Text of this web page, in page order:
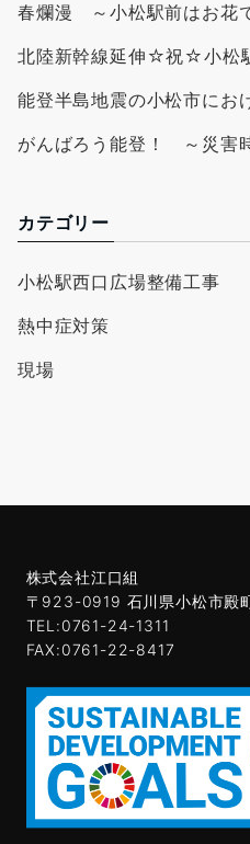
春爛漫 ～小松駅前はお花
北陸新幹線延伸☆祝☆小松
能登半島地震の小松市にお
がんばろう能登！ ～災害
カテゴリー
小松駅西口広場整備工事
熱中症対策
現場
株式会社江口組
〒923-0919 石川県小松市殿
TEL:0761-24-1311
FAX:0761-22-8417